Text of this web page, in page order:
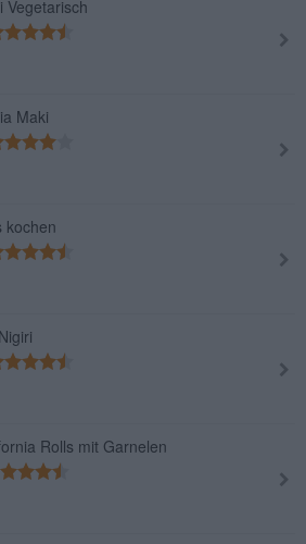
Vegetarisch
Maki
kochen
Rolls mit Garnelen